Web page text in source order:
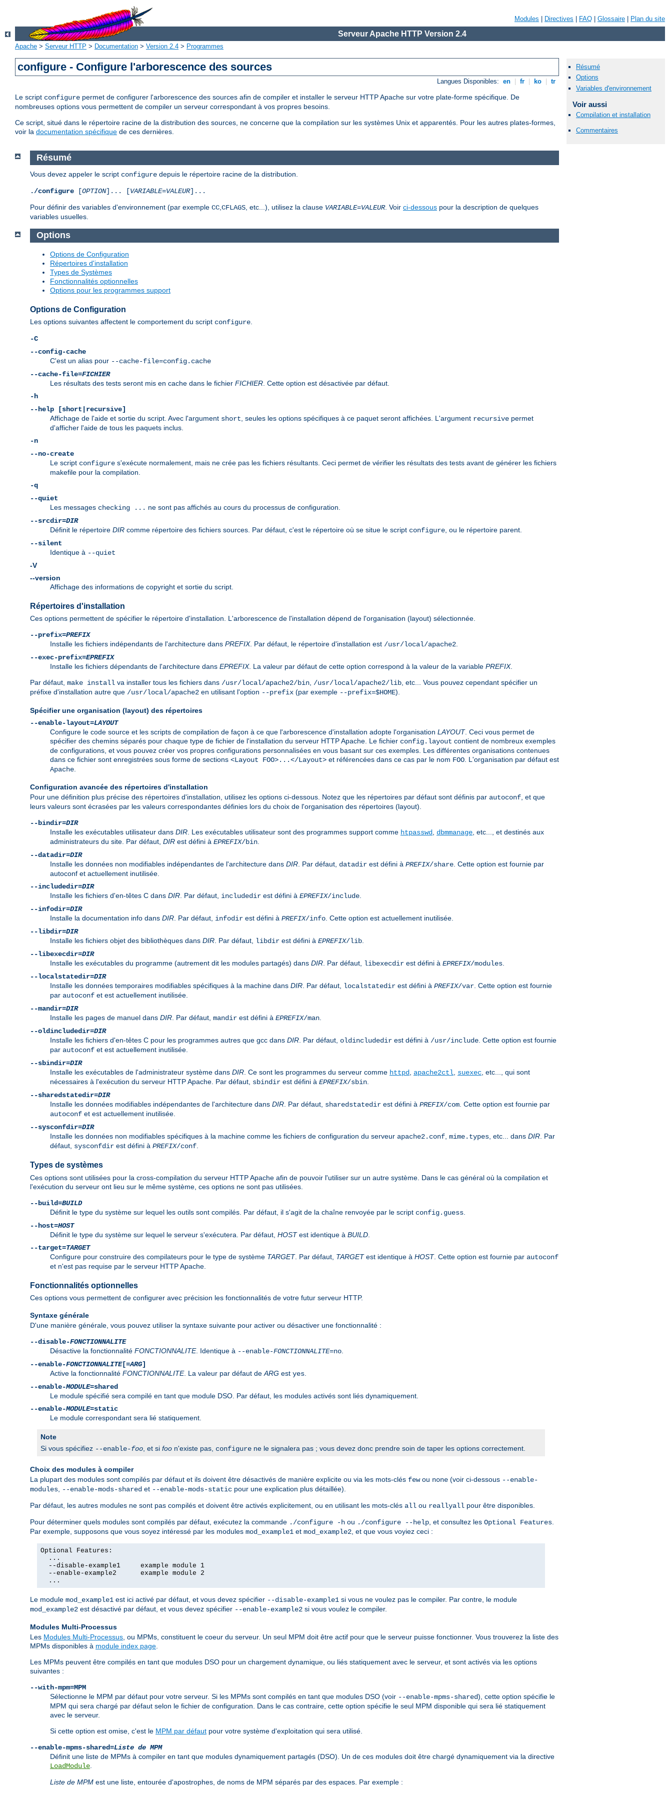
Modules Directives FAQ Glossaire Plan du site
Serveur Apache HTTP Version 2.4
Apache > Serveur HTTP > Documentation > Version 2.4 > Programmes
configure - Configure l'arborescence des sources
Langues Disponibles: en fr ko tr
Le script configure permet de configurer l'arborescence des sources afin de compiler et installer le serveur HTTP Apache sur votre plate-forme spécifique. De
nombreuses options vous permettent de compiler un serveur correspondant à vos propres besoins.
Ce script, situé dans le répertoire racine de la distribution des sources, ne concerne que la compilation sur les systèmes Unix et apparentés. Pour les autres plates-formes,
voir la documentation spécifique de ces dernières.
Résumé
Options
Variables d'environnement
Voir aussi
Compilation et installation
Commentaires
Résumé
Vous devez appeler le script configure depuis le répertoire racine de la distribution.
./configure [OPTION]... [VARIABLE=VALEUR]...
Pour définir des variables d'environnement (par exemple CC CFLAGS , etc...), utilisez la clause VARIABLE=VALEUR. Voir ci-dessous pour la description de quelques
variables usuelles.
Options
Options de Configuration
Répertoires d'installation
Types de Systèmes
Fonctionnalités optionnelles
Options pour les programmes support
Options de Configuration
Les options suivantes affectent le comportement du script configure.
-C
--config-cache
C'est un alias pour --cache-file=config.cache
--cache-file=FICHIER
Les résultats des tests seront mis en cache dans le fichier FICHIER. Cette option est désactivée par défaut.
-h
--help [short|recursive]
Affichage de l'aide et sortie du script. Avec l'argument short, seules les options spécifiques à ce paquet seront affichées. L'argument recursive permet
d'afficher l'aide de tous les paquets inclus.
-n
--no-create
Le script configure s'exécute normalement, mais ne crée pas les fichiers résultants. Ceci permet de vérifier les résultats des tests avant de générer les fichiers
makefile pour la compilation.
-q
--quiet
Les messages checking ... ne sont pas affichés au cours du processus de configuration.
--srcdir=DIR
Définit le répertoire DIR comme répertoire des fichiers sources. Par défaut, c'est le répertoire où se situe le script configure, ou le répertoire parent.
--silent
Identique à --quiet
-V
--version
Affichage des informations de copyright et sortie du script.
Répertoires d'installation
Ces options permettent de spécifier le répertoire d'installation. L'arborescence de l'installation dépend de l'organisation (layout) sélectionnée.
--prefix=PREFIX
Installe les fichiers indépendants de l'architecture dans PREFIX. Par défaut, le répertoire d'installation est /usr/local/apache2.
--exec-prefix=EPREFIX
Installe les fichiers dépendants de l'architecture dans EPREFIX. La valeur par défaut de cette option correspond à la valeur de la variable PREFIX.
Par défaut, make install va installer tous les fichiers dans /usr/local/apache2/bin, /usr/local/apache2/lib, etc... Vous pouvez cependant spécifier un
préfixe d'installation autre que /usr/local/apache2 en utilisant l'option --prefix (par exemple --prefix=$HOME).
Spécifier une organisation (layout) des répertoires
--enable-layout=LAYOUT
Configure le code source et les scripts de compilation de façon à ce que l'arborescence d'installation adopte l'organisation LAYOUT. Ceci vous permet de
spécifier des chemins séparés pour chaque type de fichier de l'installation du serveur HTTP Apache. Le fichier config.layout contient de nombreux exemples
de configurations, et vous pouvez créer vos propres configurations personnalisées en vous basant sur ces exemples. Les différentes organisations contenues
dans ce fichier sont enregistrées sous forme de sections <Layout FOO>...</Layout> et référencées dans ce cas par le nom FOO . L'organisation par défaut est
Apache
Configuration avancée des répertoires d'installation
Pour une définition plus précise des répertoires d'installation, utilisez les options ci-dessous. Notez que les répertoires par défaut sont définis par autoconf , et que
leurs valeurs sont écrasées par les valeurs correspondantes définies lors du choix de l'organisation des répertoires (layout).
--bindir=DIR
Installe les exécutables utilisateur dans DIR . Les exécutables utilisateur sont des programmes support comme htpasswd dbmmanage , etc..., et destinés aux
administrateurs du site. Par défaut, DIR est défini à EPREFIX/bin
--datadir=DIR
Installe les données non modifiables indépendantes de l'architecture dans DIR . Par défaut, datadir est défini à PREFIX/share . Cette option est fournie par
autoconf et actuellement inutilisée.
--includedir=DIR
Installe les fichiers d'en-têtes C dans DIR . Par défaut, includedir est défini à EPREFIX/include
--infodir=DIR
Installe la documentation info dans DIR . Par défaut, infodir est défini à PREFIX/info . Cette option est actuellement inutilisée.
--libdir=DIR
Installe les fichiers objet des bibliothèques dans DIR . Par défaut, libdir est défini à EPREFIX/lib
--libexecdir=DIR
Installe les exécutables du programme (autrement dit les modules partagés) dans DIR . Par défaut, libexecdir est défini à EPREFIX/modules
--localstatedir=DIR
Installe les données temporaires modifiables spécifiques à la machine dans DIR . Par défaut, localstatedir est défini à PREFIX/var . Cette option est fournie
par autoconf et est actuellement inutilisée.
--mandir=DIR
Installe les pages de manuel dans DIR . Par défaut, mandir est défini à EPREFIX/man
--oldincludedir=DIR
Installe les fichiers d'en-têtes C pour les programmes autres que gcc dans DIR . Par défaut, oldincludedir est défini à /usr/include . Cette option est fournie
par autoconf et est actuellement inutilisée.
--sbindir=DIR
Installe les exécutables de l'administrateur système dans DIR . Ce sont les programmes du serveur comme httpd apache2ctl suexec , etc..., qui sont
nécessaires à l'exécution du serveur HTTP Apache. Par défaut, sbindir est défini à EPREFIX/sbin
--sharedstatedir=DIR
Installe les données modifiables indépendantes de l'architecture dans DIR . Par défaut, sharedstatedir est défini à PREFIX/com . Cette option est fournie par
autoconf et est actuellement inutilisée.
--sysconfdir=DIR
Installe les données non modifiables spécifiques à la machine comme les fichiers de configuration du serveur apache2.conf mime.types , etc... dans DIR . Par
défaut, sysconfdir est défini à PREFIX/conf
Types de systèmes
Ces options sont utilisées pour la cross-compilation du serveur HTTP Apache afin de pouvoir l'utiliser sur un autre système. Dans le cas général où la compilation et
l'exécution du serveur ont lieu sur le même système, ces options ne sont pas utilisées.
--build=BUILD
Définit le type du système sur lequel les outils sont compilés. Par défaut, il s'agit de la chaîne renvoyée par le script config.guess
--host=HOST
Définit le type du système sur lequel le serveur s'exécutera. Par défaut, HOSTest identique à BUILD
--target=TARGET
Configure pour construire des compilateurs pour le type de système TARGET. Par défaut, TARGETest identique à HOST. Cette option est fournie par autoconf
et n'est pas requise par le serveur HTTP Apache.
Fonctionnalités optionnelles
Ces options vous permettent de configurer avec précision les fonctionnalités de votre futur serveur HTTP.
Syntaxe générale
D'une manière générale, vous pouvez utiliser la syntaxe suivante pour activer ou désactiver une fonctionnalité :
--disable-FONCTIONNALITE
Désactive la fonctionnalité FONCTIONNALITE. Identique à --enable-FONCTIONNALITE=no
--enable-FONCTIONNALITE[=ARG]
Active la fonctionnalité FONCTIONNALITE. La valeur par défaut de ARG est yes
--enable-MODULE=shared
Le module spécifié sera compilé en tant que module DSO. Par défaut, les modules activés sont liés dynamiquement.
--enable-MODULE=static
Le module correspondant sera lié statiquement.
Note
Si vous spécifiez --enable-foo , et si foo n'existe pas, configure ne le signalera pas ; vous devez donc prendre soin de taper les options correctement.
Choix des modules à compiler
La plupart des modules sont compilés par défaut et ils doivent être désactivés de manière explicite ou via les mots-clés fewou none (voir ci-dessous --enable-
modules
--enable-mods-shared et --enable-mods-static pour une explication plus détaillée).
Par défaut, les autres modules ne sont pas compilés et doivent être activés explicitement, ou en utilisant les mots-clés all ou reallyall pour être disponibles.
Pour déterminer quels modules sont compilés par défaut, exécutez la commande ./configure -h ou ./configure --help , et consultez les Optional Features
Par exemple, supposons que vous soyez intéressé par les modules mod_example1 et mod_example2 , et que vous voyiez ceci :
Optional Features:
  ...
  --disable-example1     example module 1
  --enable-example2      example module 2
  ...
Le module mod_example1 est ici activé par défaut, et vous devez spécifier --disable-example1 si vous ne voulez pas le compiler. Par contre, le module
mod_example2 est désactivé par défaut, et vous devez spécifier --enable-example2 si vous voulez le compiler.
Modules Multi-Processus
Les Modules Multi-Processus , ou MPMs, constituent le coeur du serveur. Un seul MPM doit être actif pour que le serveur puisse fonctionner. Vous trouverez la liste des
MPMs disponibles à module index page
Les MPMs peuvent être compilés en tant que modules DSO pour un chargement dynamique, ou liés statiquement avec le serveur, et sont activés via les options
suivantes :
--with-mpm=MPM
Sélectionne le MPM par défaut pour votre serveur. Si les MPMs sont compilés en tant que modules DSO (voir --enable-mpms-shared), cette option spécifie le
MPM qui sera chargé par défaut selon le fichier de configuration. Dans le cas contraire, cette option spécifie le seul MPM disponible qui sera lié statiquement
avec le serveur.
Si cette option est omise, c'est le MPM par défaut pour votre système d'exploitation qui sera utilisé.
--enable-mpms-shared=Liste de MPM
Définit une liste de MPMs à compiler en tant que modules dynamiquement partagés (DSO). Un de ces modules doit être chargé dynamiquement via la directive
LoadModule
Liste de MPM est une liste, entourée d'apostrophes, de noms de MPM séparés par des espaces. Par exemple :